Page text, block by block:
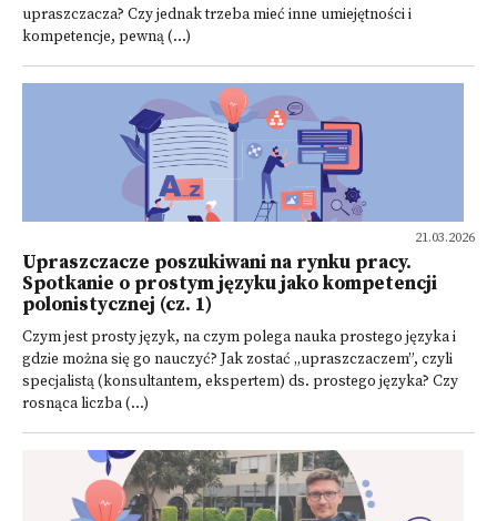
upraszczacza? Czy jednak trzeba mieć inne umiejętności i
kompetencje, pewną (...)
21.03.2026
Upraszczacze poszukiwani na rynku pracy.
Spotkanie o prostym języku jako kompetencji
polonistycznej (cz. 1)
Czym jest prosty język, na czym polega nauka prostego języka i
gdzie można się go nauczyć? Jak zostać „upraszczaczem”, czyli
specjalistą (konsultantem, ekspertem) ds. prostego języka? Czy
rosnąca liczba (...)